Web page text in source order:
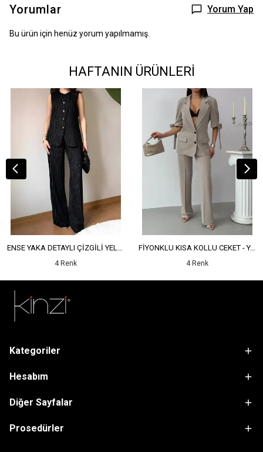
Yorumlar Yorum Yap
Bu ürün için henüz yorum yapılmamış.
HAFTANIN ÜRÜNLERİ
ENSE YAKA DETAYLI ÇİZGİLİ YELEK - YÜKSEK BEL DETAYLI ÇİZGİLİ PANTOLON
4 Renk
FİYONKLU KISA KOLLU CEKET - YÜKSEK BEL SALAŞ PANTOLON
4 Renk
Kategoriler
Hesabım
Diğer Sayfalar
Prosedürler